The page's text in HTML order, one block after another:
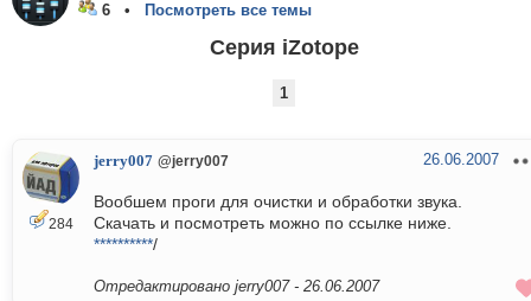
6 •
Посмотреть все темы
Серия iZotope
1
284
jerry007 @jerry007 26.06.2007
Вообшем проги для очистки и обработки звука.
Скачать и посмотреть можно по ссылке ниже.
**********/
Отредактировано jerry007 - 26.06.2007